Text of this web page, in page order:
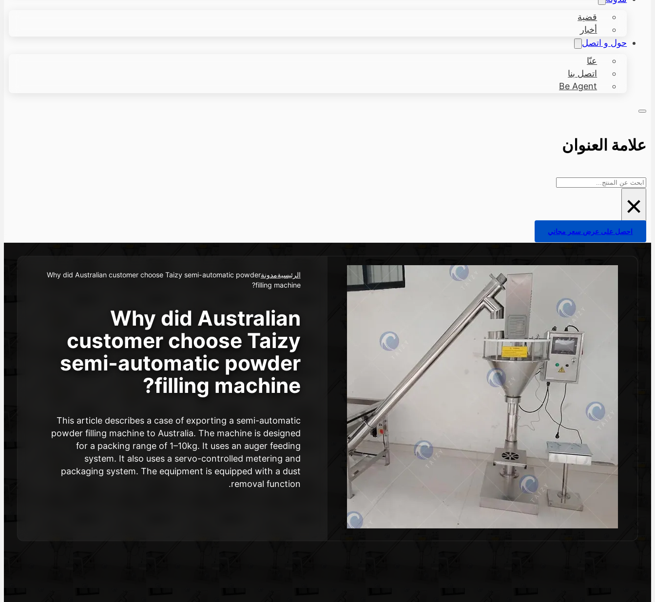
قضية
أخبار
حول و اتصل
عنّا
اتصل بنا
Be Agent
علامة العنوان
بحث
×
احصل على عرض سعر مجاني
الرئيسيةمدونةWhy did Australian customer choose Taizy semi-automatic powder
filling machine?
Why did Australian
customer choose Taizy
semi-automatic powder
filling machine?
This article describes a case of exporting a semi-automatic
powder filling machine to Australia. The machine is designed
for a packing range of 1–10kg. It uses an auger feeding
system. It also uses a servo-controlled metering and
packaging system. The equipment is equipped with a dust
removal function.